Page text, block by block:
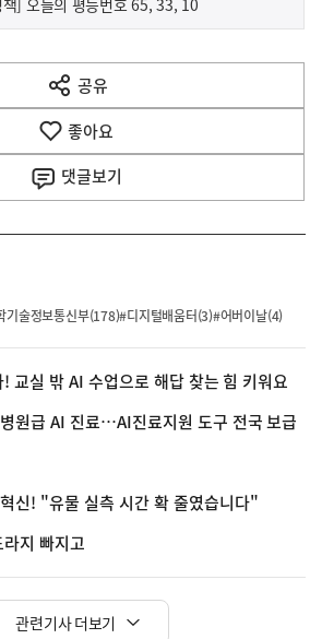
] 오늘의 평등번호 65, 33, 10
공유
열
기
좋아요
댓글보기
기술정보통신부(178)#디지털배움터(3)#어버이날(4)
교실 밖 AI 수업으로 해답 찾는 힘 키워요
원급 AI 진료…AI진료지원 도구 전국 보급
신! "유물 실측 시간 확 줄였습니다"
지 빠지고
관련기사 더보기